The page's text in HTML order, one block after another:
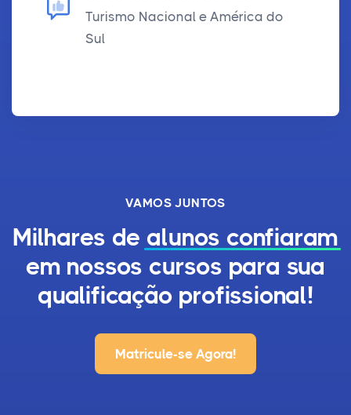
Turismo Nacional e América do
Sul
VAMOS JUNTOS
Milhares de alunos confiaram
em nossos cursos para sua
qualificação profissional!
Matricule-se Agora!